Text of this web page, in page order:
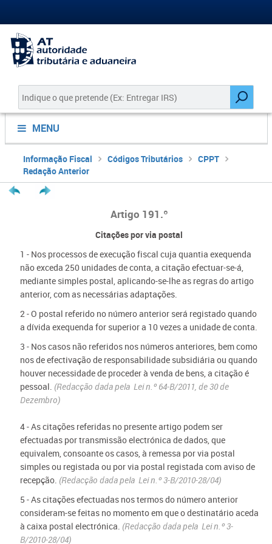
MENU
Informação Fiscal Códigos Tributários
CPPT
Redação Anterior
Artigo 191.º
Citações por via postal
1 - Nos processos de execução fiscal cuja quantia exequenda
não exceda 250 unidades de conta, a citação efectuar-se-á,
mediante simples postal, aplicando-se-lhe as regras do artigo
anterior, com as necessárias adaptações.
2 - O postal referido no número anterior será registado quando
a dívida exequenda for superior a 10 vezes a unidade de conta.
3 - Nos casos não referidos nos números anteriores, bem como
nos de efectivação de responsabilidade subsidiária ou quando
houver necessidade de proceder à venda de bens, a citação é
pessoal. (Redacção dada pela Lei n.º 64-B/2011, de 30 de
Dezembro)
4 - As citações referidas no presente artigo podem ser
efectuadas por transmissão electrónica de dados, que
equivalem, consoante os casos, à remessa por via postal
simples ou registada ou por via postal registada com aviso de
recepção. (Redacção dada pela Lei n.º 3-B/2010-28/04)
5 - As citações efectuadas nos termos do número anterior
consideram-se feitas no momento em que o destinatário aceda
à caixa postal electrónica. (Redacção dada pela Lei n.º 3-
B/2010-28/04)